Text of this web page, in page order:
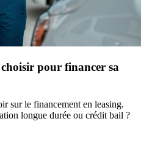
pour financer sa
sur le financement en leasing.
longue durée ou crédit bail ?